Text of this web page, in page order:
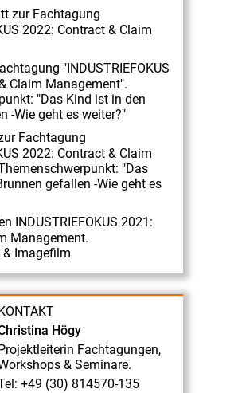
KONTAKT
Högy
Projektleiterin Fachtagungen,
& Seminare.
+49 (30) 814570-135
zur Fachtagung
2022: Contract & Claim
"INDUSTRIEFOKUS
Claim Management".
"Das Kind ist in den
-Wie geht es weiter?"
Fachtagung
2022: Contract & Claim
"Das
gefallen -Wie geht es
INDUSTRIEFOKUS 2021:
Management.
Imagefilm